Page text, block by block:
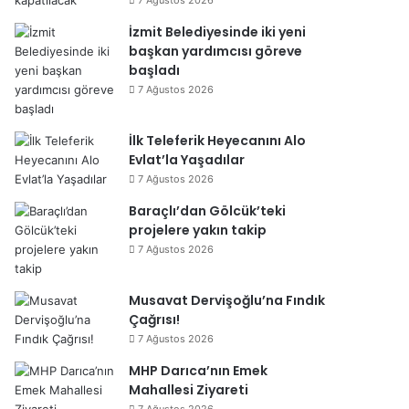
İzmit Belediyesinde iki yeni
başkan yardımcısı göreve
başladı
7 Ağustos 2026
İlk Teleferik Heyecanını Alo
Evlat’la Yaşadılar
7 Ağustos 2026
Baraçlı’dan Gölcük’teki
projelere yakın takip
7 Ağustos 2026
Musavat Dervişoğlu’na Fındık
Çağrısı!
7 Ağustos 2026
MHP Darıca’nın Emek
Mahallesi Ziyareti